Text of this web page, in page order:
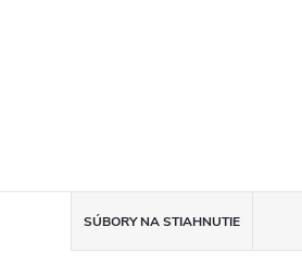
SÚBORY NA STIAHNUTIE